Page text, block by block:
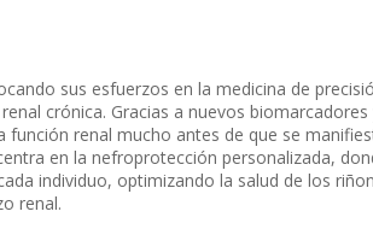
sus esfuerzos en la medicina de
crónica. Gracias a nuevos
función renal mucho antes de que se
en la nefroprotección personalizada,
individuo, optimizando la salud de los
renal.